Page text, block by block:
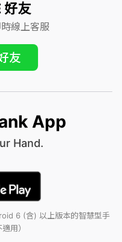
最新公告為準。
好友
線上客服
App
Hand.
6 (含) 以上版本的智慧型手
用）